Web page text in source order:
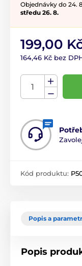
Objednávky do 24.
středu 26. 8.
199,00
164,46 Kč bez
Kód produktu:
Popis a
Popis